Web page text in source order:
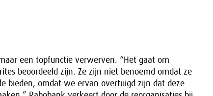
een topfunctie verwerven. “Het gaat om
beoordeeld zijn. Ze zijn niet benoemd omdat ze
bieden, omdat we ervan overtuigd zijn dat deze